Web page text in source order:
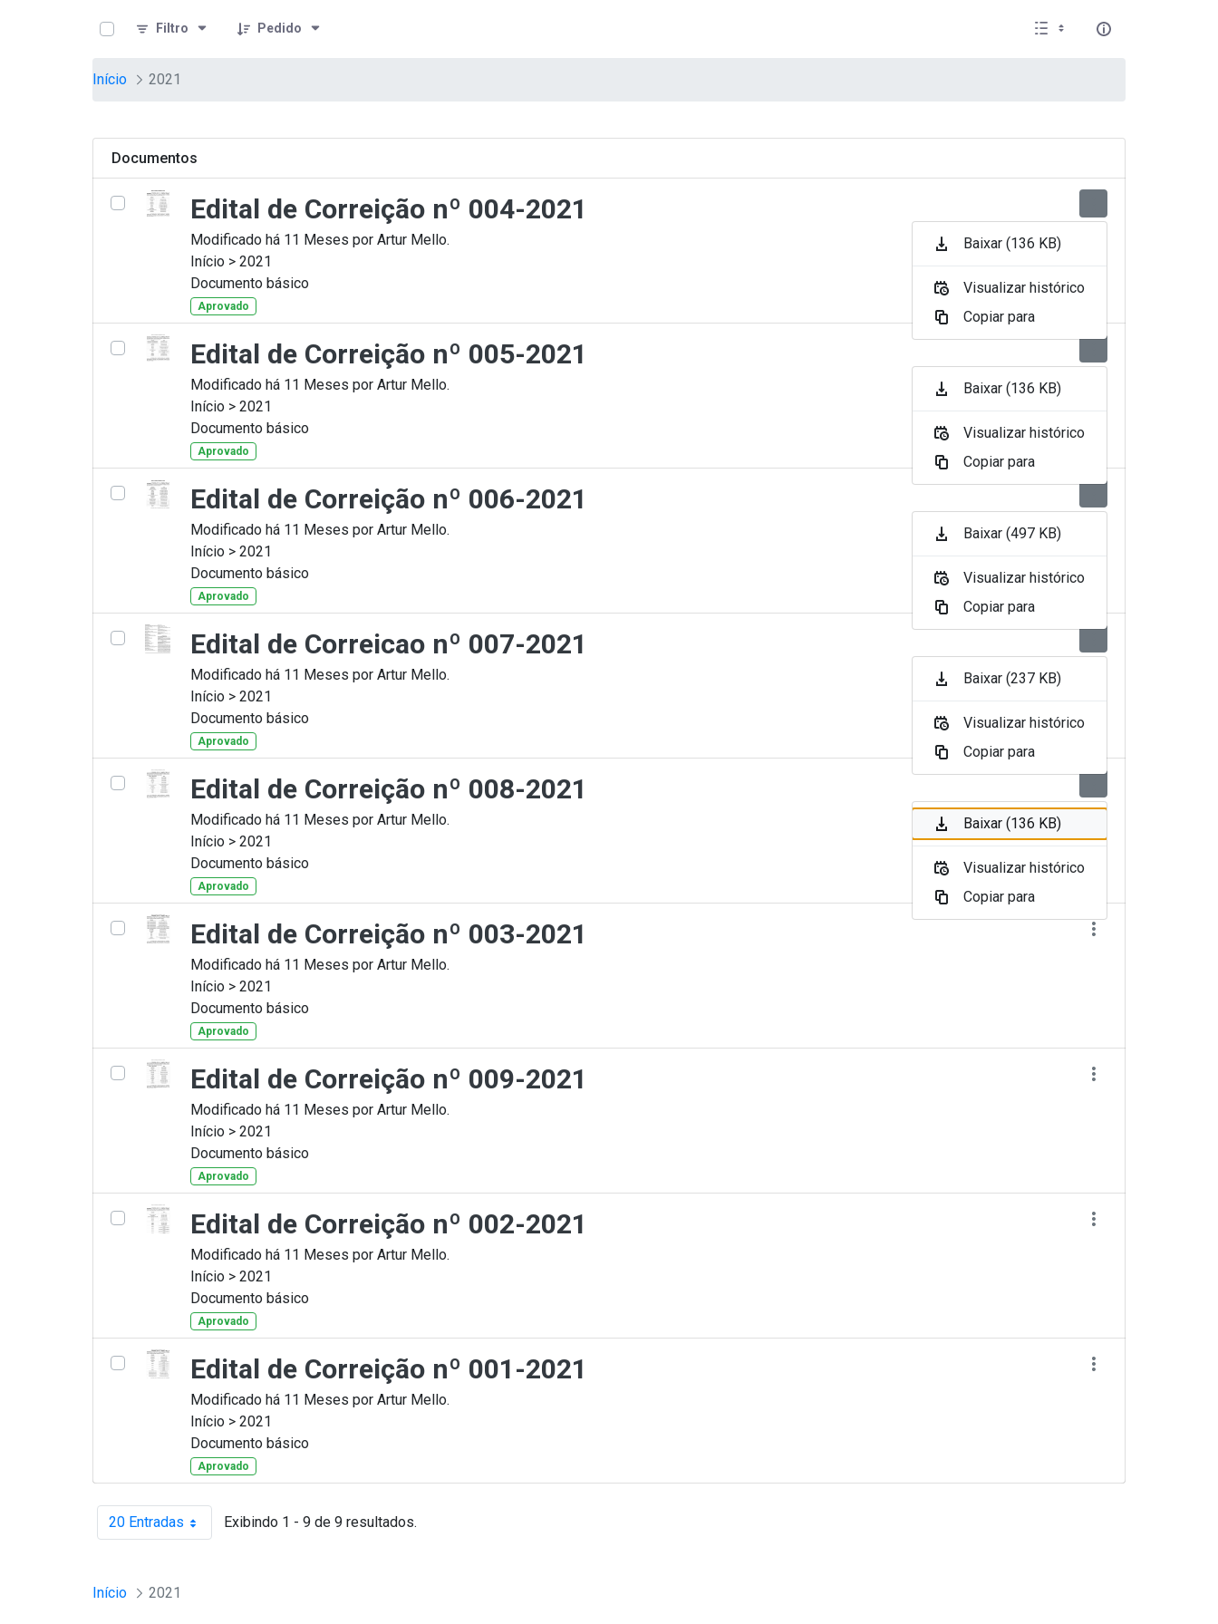
teste descricaoFiltro
Pedido
Início 2021
Documentos
Edital de Correição nº 004-2021
Modificado há 11 Meses por Artur Mello.
Início > 2021
Documento básico
Aprovado
Edital de Correição nº 005-2021
Modificado há 11 Meses por Artur Mello.
Início > 2021
Documento básico
Aprovado
Edital de Correição nº 006-2021
Modificado há 11 Meses por Artur Mello.
Início > 2021
Documento básico
Aprovado
Edital de Correicao nº 007-2021
Modificado há 11 Meses por Artur Mello.
Início > 2021
Documento básico
Aprovado
Edital de Correição nº 008-2021
Modificado há 11 Meses por Artur Mello.
Início > 2021
Documento básico
Aprovado
Edital de Correição nº 003-2021
Modificado há 11 Meses por Artur Mello.
Início > 2021
Documento básico
Aprovado
Edital de Correição nº 009-2021
Modificado há 11 Meses por Artur Mello.
Início > 2021
Documento básico
Aprovado
Edital de Correição nº 002-2021
Modificado há 11 Meses por Artur Mello.
Início > 2021
Documento básico
Aprovado
Edital de Correição nº 001-2021
Modificado há 11 Meses por Artur Mello.
Início > 2021
Documento básico
Aprovado
20 EntradasPor página Exibindo 1 - 9 de 9 resultados.
Início 2021
Baixar (136 KB)
Visualizar histórico
Copiar para
Baixar (136 KB)
Visualizar histórico
Copiar para
Baixar (497 KB)
Visualizar histórico
Copiar para
Baixar (237 KB)
Visualizar histórico
Copiar para
Baixar (136 KB)
Visualizar histórico
Copiar para